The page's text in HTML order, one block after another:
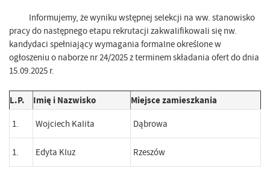
Informujemy, że wyniku wstępnej selekcji na ww. stanowisko
pracy do następnego etapu rekrutacji zakwalifikowali się nw.
kandydaci spełniający wymagania formalne określone w
ogłoszeniu o naborze nr 24/2025 z terminem składania ofert do dnia
15.09.2025 r.
L.P. Imię i Nazwisko
Miejsce zamieszkania
1.
Wojciech Kalita Dąbrowa
1. Edyta Kluz Rzeszów